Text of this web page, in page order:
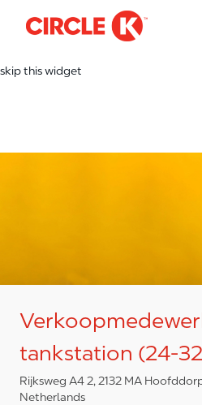
skip this widget
tankstation (24-
Rijksweg A4 2, 2132 MA
Netherlands